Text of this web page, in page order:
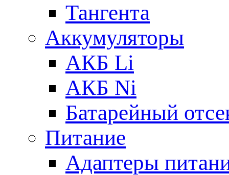
Тангента
Аккумуляторы
АКБ Li
АКБ Ni
Батарейный
Питание
Адаптеры